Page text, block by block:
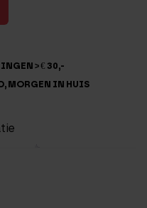
> € 30,-
MORGEN IN HUIS